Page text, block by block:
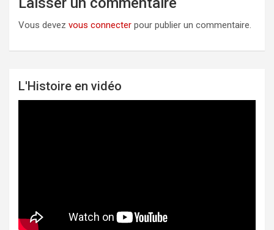
Vous devez vous connecter pour publier un commentaire.
L'Histoire en vidéo